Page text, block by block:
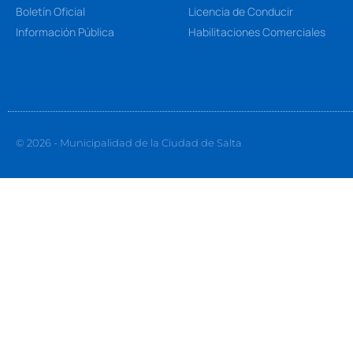
Boletín Oficial
Información Pública
Licencia de Conducir
Habilitaciones Comerciales
© 2026 - Municipalidad de la Ciudad de Salta